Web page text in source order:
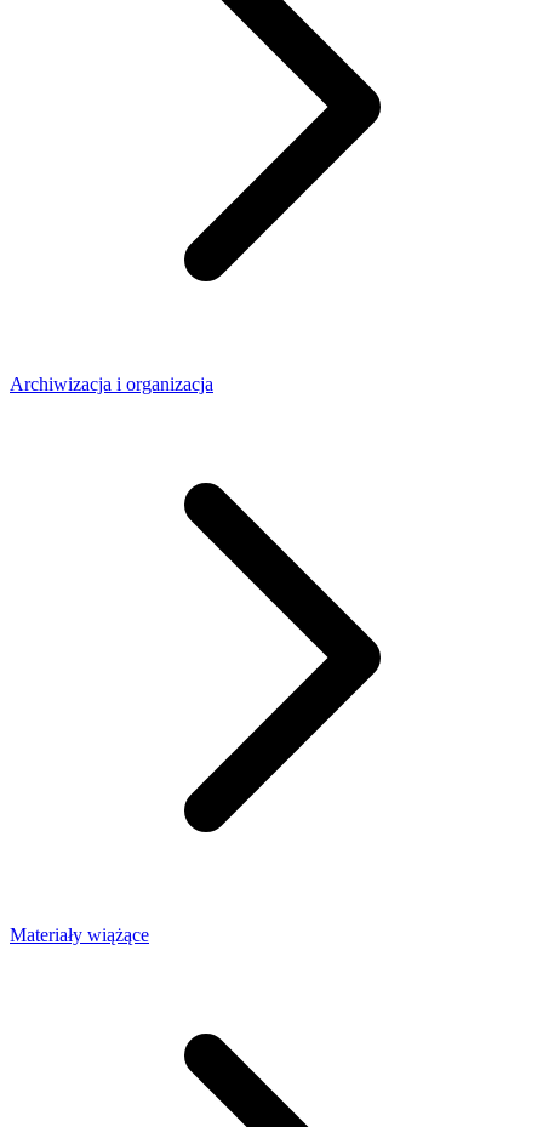
Archiwizacja i organizacja
Materiały wiążące